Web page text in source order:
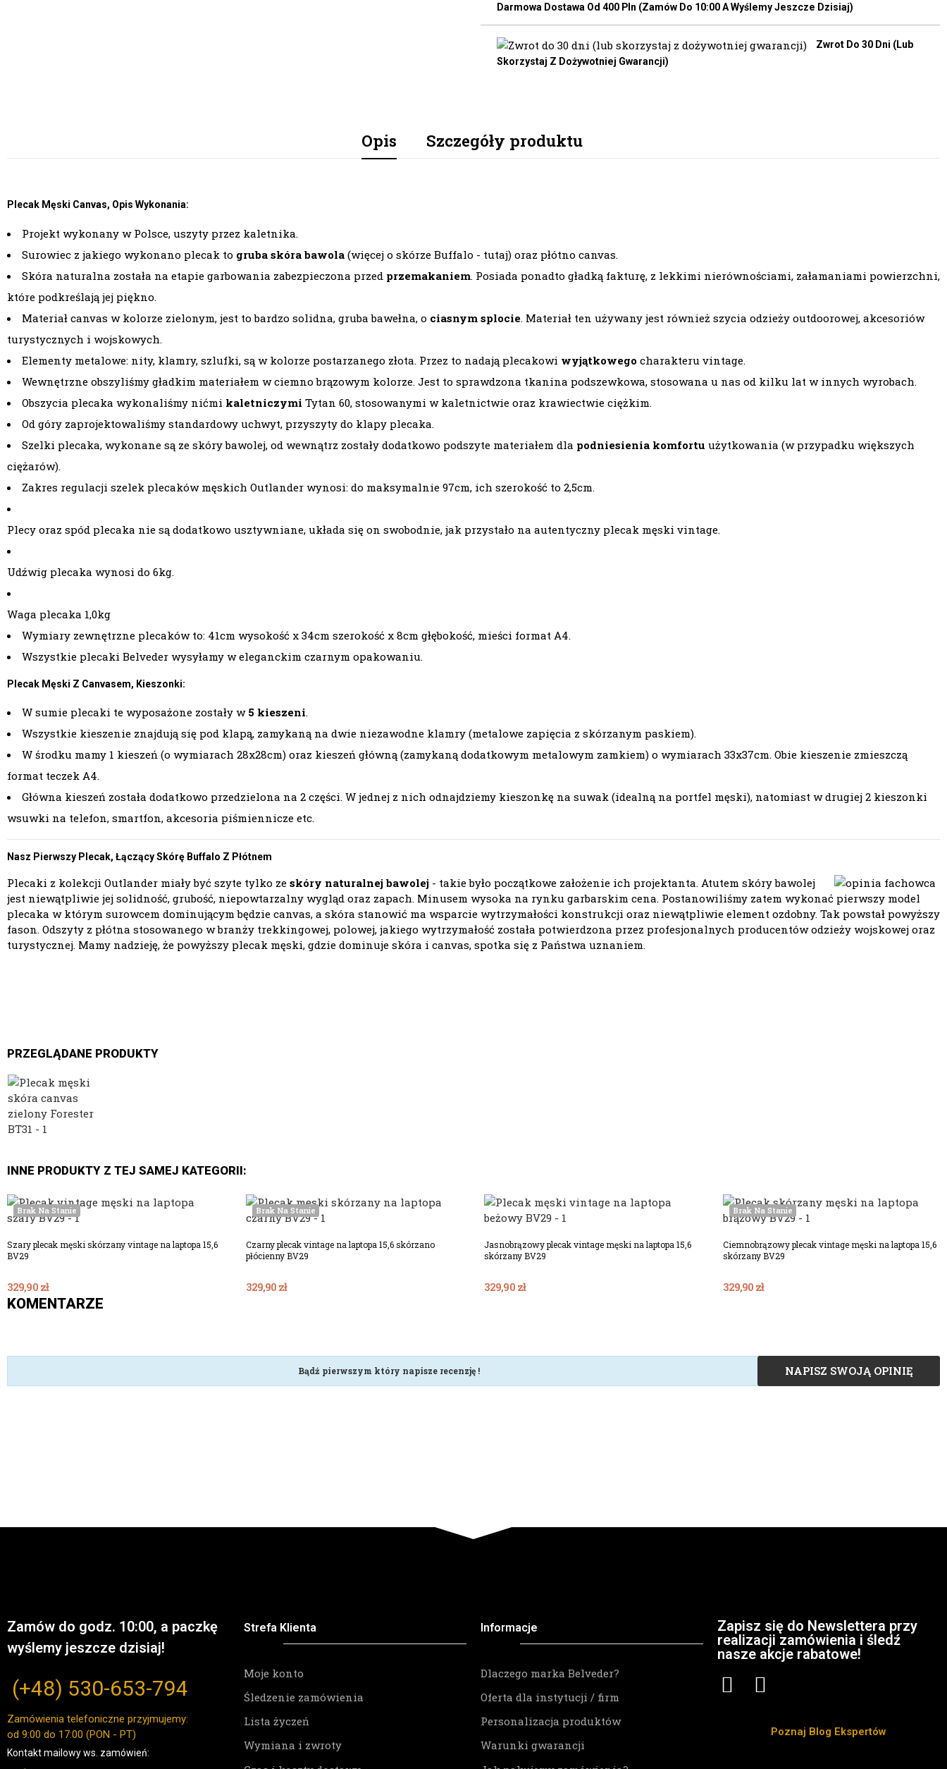
Darmowa Dostawa Od 400 Pln (zamów Do 10:00 A Wyślemy Jeszcze Dzisiaj)
Zwrot Do 30 Dni (lub
Skorzystaj Z Dożywotniej Gwarancji)
Opis Szczegóły produktu
Plecak Męski Canvas, Opis Wykonania:
Projekt wykonany w Polsce, uszyty przez kaletnika.
Surowiec z jakiego wykonano plecak to gruba skóra bawola (więcej o skórze Buffalo - tutaj) oraz płótno canvas.
Skóra naturalna została na etapie garbowania zabezpieczona przed przemakaniem. Posiada ponadto gładką fakturę, z lekkimi nierównościami, załamaniami powierzchni,
które podkreślają jej piękno.
Materiał canvas w kolorze zielonym, jest to bardzo solidna, gruba bawełna, o ciasnym splocie. Materiał ten używany jest również szycia odzieży outdoorowej, akcesoriów
turystycznych i wojskowych.
Elementy metalowe: nity, klamry, szlufki, są w kolorze postarzanego złota. Przez to nadają plecakowi wyjątkowego charakteru vintage.
Wewnętrzne obszyliśmy gładkim materiałem w ciemno brązowym kolorze. Jest to sprawdzona tkanina podszewkowa, stosowana u nas od kilku lat w innych wyrobach.
Obszycia plecaka wykonaliśmy nićmi kaletniczymi Tytan 60, stosowanymi w kaletnictwie oraz krawiectwie ciężkim.
Od góry zaprojektowaliśmy standardowy uchwyt, przyszyty do klapy plecaka.
Szelki plecaka, wykonane są ze skóry bawolej, od wewnątrz zostały dodatkowo podszyte materiałem dla podniesienia komfortu użytkowania (w przypadku większych
ciężarów).
Zakres regulacji szelek plecaków męskich Outlander wynosi: do maksymalnie 97cm, ich szerokość to 2,5cm.
Plecy oraz spód plecaka nie są dodatkowo usztywniane, układa się on swobodnie, jak przystało na autentyczny plecak męski vintage.
Udźwig plecaka wynosi do 6kg.
Waga plecaka 1,0kg
Wymiary zewnętrzne plecaków to: 41cm wysokość x 34cm szerokość x 8cm głębokość, mieści format A4.
Wszystkie plecaki Belveder wysyłamy w eleganckim czarnym opakowaniu.
Plecak Męski Z Canvasem, Kieszonki:
W sumie plecaki te wyposażone zostały w 5 kieszeni.
Wszystkie kieszenie znajdują się pod klapą, zamykaną na dwie niezawodne klamry (metalowe zapięcia z skórzanym paskiem).
W środku mamy 1 kieszeń (o wymiarach 28x28cm) oraz kieszeń główną (zamykaną dodatkowym metalowym zamkiem) o wymiarach 33x37cm. Obie kieszenie zmieszczą
format teczek A4.
Główna kieszeń została dodatkowo przedzielona na 2 części. W jednej z nich odnajdziemy kieszonkę na suwak (idealną na portfel męski), natomiast w drugiej 2 kieszonki
wsuwki na telefon, smartfon, akcesoria piśmiennicze etc.
Nasz Pierwszy Plecak, Łączący Skórę Buffalo Z Płótnem
Plecaki z kolekcji Outlander miały być szyte tylko ze skóry naturalnej bawolej - takie było początkowe założenie ich projektanta. Atutem skóry bawolej
jest niewątpliwie jej solidność, grubość, niepowtarzalny wygląd oraz zapach. Minusem wysoka na rynku garbarskim cena. Postanowiliśmy zatem wykonać pierwszy model
plecaka w którym surowcem dominującym będzie canvas, a skóra stanowić ma wsparcie wytrzymałości konstrukcji oraz niewątpliwie element ozdobny. Tak powstał powyższy
fason. Odszyty z płótna stosowanego w branży trekkingowej, polowej, jakiego wytrzymałość została potwierdzona przez profesjonalnych producentów odzieży wojskowej oraz
turystycznej. Mamy nadzieję, że powyższy plecak męski, gdzie dominuje skóra i canvas, spotka się z Państwa uznaniem.
PRZEGLĄDANE PRODUKTY
INNE PRODUKTY Z TEJ SAMEJ KATEGORII:
Brak Na Stanie
Szary plecak męski skórzany vintage na laptopa 15,6
BV29
329,90 zł
Brak Na Stanie
Czarny plecak vintage na laptopa 15,6 skórzano
płócienny BV29
329,90 zł
Dodaj Do Koszyka
Jasnobrązowy plecak vintage męski na laptopa 15,6
skórzany BV29
329,90 zł
Brak Na Stanie
Ciemnobrązowy plecak vintage męski na laptopa 15,6
skórzany BV29
329,90 zł
KOMENTARZE
NAPISZ SWOJĄ OPINIĘ
Bądź pierwszym który napisze recenzję !
Zamów do godz. 10:00, a paczkę
wyślemy jeszcze dzisiaj!
(+48) 530-653-794
Zamówienia telefoniczne przyjmujemy:
od 9:00 do 17:00 (PON - PT)
Kontakt mailowy ws. zamówień:
Strefa Klienta
Moje konto
Śledzenie zamówienia
Lista życzeń
Wymiana i zwroty
Informacje
Dlaczego marka Belveder?
Oferta dla instytucji / firm
Personalizacja produktów
Warunki gwarancji
Zapisz się do Newslettera przy
realizacji zamówienia i śledź
nasze akcje rabatowe!
Poznaj Blog Ekspertów